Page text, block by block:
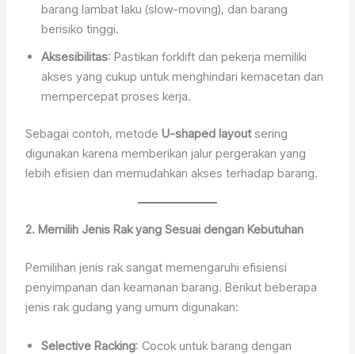
barang lambat laku (slow-moving), dan barang
berisiko tinggi.
Aksesibilitas: Pastikan forklift dan pekerja memiliki
akses yang cukup untuk menghindari kemacetan dan
mempercepat proses kerja.
Sebagai contoh, metodeU-shaped layoutsering
digunakan karena memberikan jalur pergerakan yang
lebih efisien dan memudahkan akses terhadap barang.
2. Memilih Jenis Rak yang Sesuai dengan Kebutuhan
Pemilihan jenis rak sangat memengaruhi efisiensi
penyimpanan dan keamanan barang. Berikut beberapa
jenis rak gudang yang umum digunakan:
Selective Racking: Cocok untuk barang dengan